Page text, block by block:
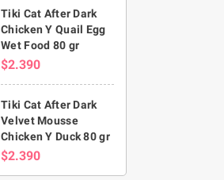
Tiki Cat After Dark
Chicken Y Quail Egg
Wet Food 80 gr
$2.390
Tiki Cat After Dark
Velvet Mousse
Chicken Y Duck 80 gr
$2.390